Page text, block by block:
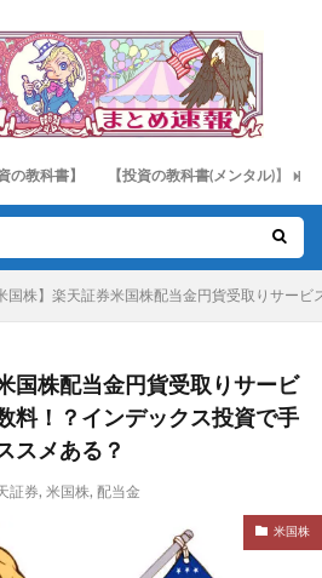
の教科書】 【投資の教科書(メンタル)】
国株】楽天証券米国株配当金円貨受取りサー
国株配当金円貨受取りサービ
料！？インデックス投資で手
スメある？
証券, 米国株, 配当金
米国株